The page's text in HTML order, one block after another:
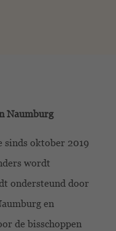
Naumburg
sinds oktober 2019
wordt
ondersteund door
en
de bisschoppen